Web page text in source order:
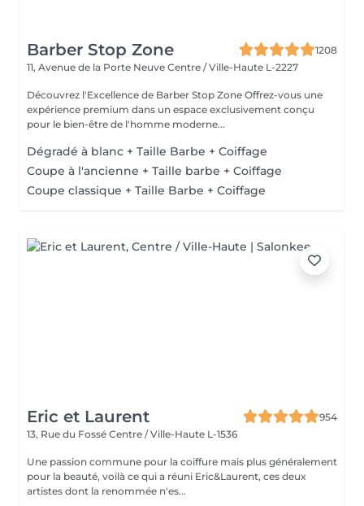
Barber Stop Zone
1208
11, Avenue de la Porte Neuve Centre / Ville-Haute L-2227
Découvrez l'Excellence de Barber Stop Zone Offrez-vous une
expérience premium dans un espace exclusivement conçu
pour le bien-être de l'homme moderne...
Dégradé à blanc + Taille Barbe + Coiffage
Coupe à l'ancienne + Taille barbe + Coiffage
Coupe classique + Taille Barbe + Coiffage
Eric et Laurent
954
13, Rue du Fossé Centre / Ville-Haute L-1536
Une passion commune pour la coiffure mais plus généralement
pour la beauté, voilà ce qui a réuni Eric&Laurent, ces deux
artistes dont la renommée n'es...